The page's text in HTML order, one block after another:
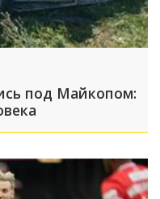
под Майкопом: